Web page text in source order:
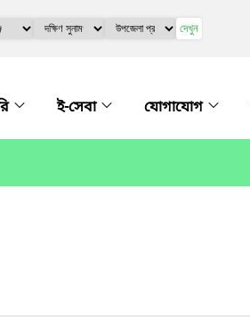
দেখুন
ই-সেবা যোগাযোগ